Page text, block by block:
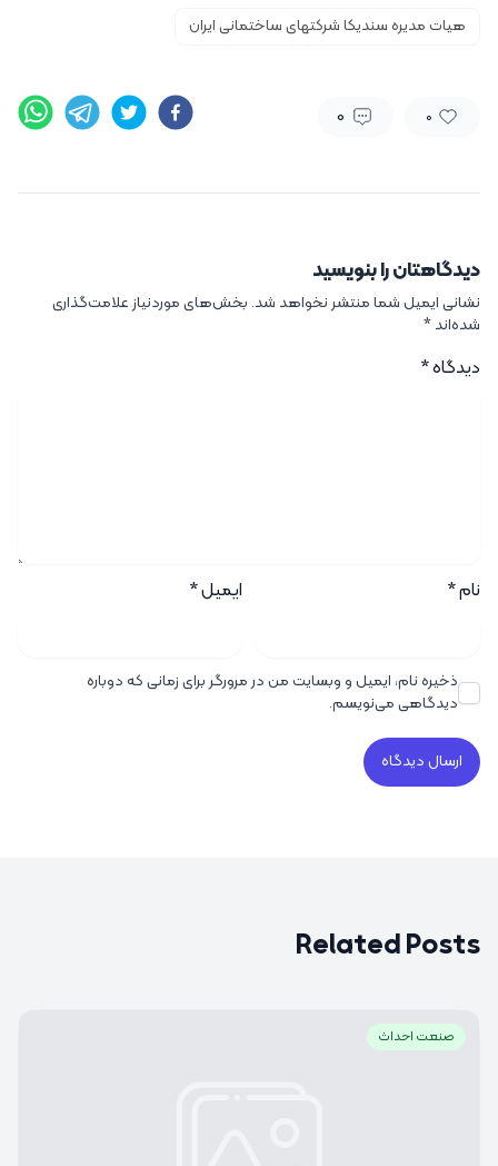
هیات مدیره سندیکا شرکتهای ساختمانی ایران
0
0
دیدگاهتان را بنویسید
نشانی ایمیل شما منتشر نخواهد شد. بخش‌های موردنیاز علامت‌گذاری
شده‌اند*
دیدگاه*
نام* ایمیل*
ذخیره نام، ایمیل و وبسایت من در مرورگر برای زمانی که دوباره
دیدگاهی می‌نویسم.
Related Posts
صنعت احداث